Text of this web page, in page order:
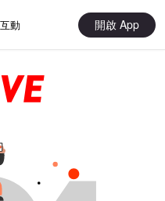
動 開啟 App